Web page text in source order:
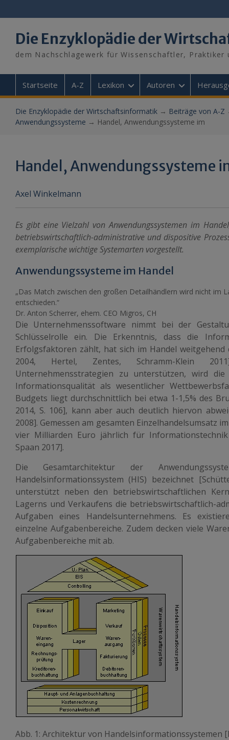
to
Die Enzyklopädie der
dem Nachschlagewerk für Wissenschaftler, Praktiker
Startseite A-Z Lexikon Autoren
Die Enzyklopädie der Wirtschaftsinformatik→ Beiträge von A-Z
Anwendungssysteme → Handel, Anwendungssysteme im
Handel, Anwendungssysteme
Axel Winkelmann
Es gibt eine Vielzahl von Anwendungssystemen im
betriebswirtschaftlich-administrative und dispositive
exemplarische wichtige Systemarten vorgestellt.
Anwendungssysteme im Handel
„Das Match zwischen den großen Detailhändlern wird nicht im
entschieden.“
Dr. Anton Scherrer, ehem. CEO Migros, CH
Die Unternehmenssoftware nimmt bei der
Schlüsselrolle ein. Die Erkenntnis, dass die
Erfolgsfaktoren zählt, hat sich im Handel
2004, Hertel, Zentes, Schramm-Klein
Unternehmensstrategien zu unterstützen, wird
Informationsqualität als wesentlicher
Budgets liegt durchschnittlich bei etwa 1-1,5% des
2014, S. 106], kann aber auch deutlich hiervon
2008]. Gemessen am gesamten Einzelhandelsumsatz
vier Milliarden Euro jährlich für
Spaan 2017].
Die Gesamtarchitektur der
Handelsinformationssystem (HIS) bezeichnet
unterstützt neben den betriebswirtschaftlichen
Lagerns und Verkaufens die betriebswirtschaftlich-
Aufgaben eines Handelsunternehmens. Es
einzelne Aufgabenbereiche. Zudem decken viele
Aufgabenbereiche mit ab.
Abb. 1: Architektur von Handelsinformationssystemen